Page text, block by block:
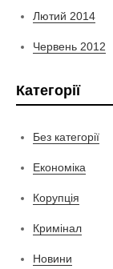
Лютий 2014
Червень 2012
Категорії
Без категорії
Економіка
Корупція
Кримінал
Новини